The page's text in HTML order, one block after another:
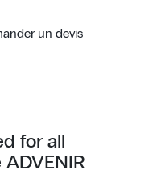
un devis
for all